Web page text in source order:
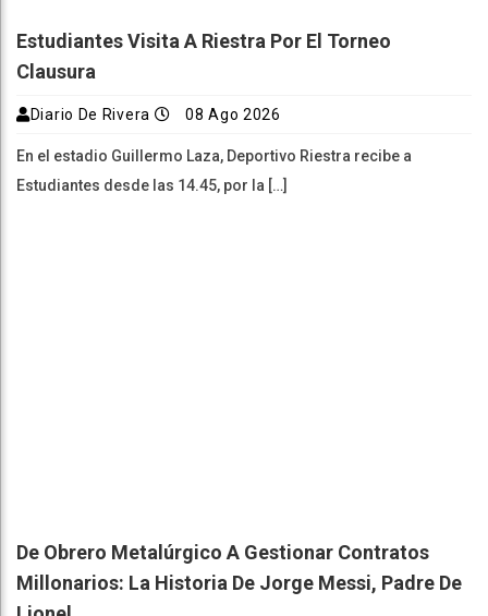
Estudiantes Visita A Riestra Por El Torneo
Clausura
Diario De Rivera 08 Ago 2026
En el estadio Guillermo Laza, Deportivo Riestra recibe a
Estudiantes desde las 14.45, por la […]
De Obrero Metalúrgico A Gestionar Contratos
Millonarios: La Historia De Jorge Messi, Padre De